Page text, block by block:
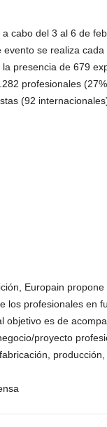
cabo del 3 al 6 de
evento se realiza
presencia de 679
profesionales
(92
Europain
los profesionales en
objetivo es de
proyecto
producción,